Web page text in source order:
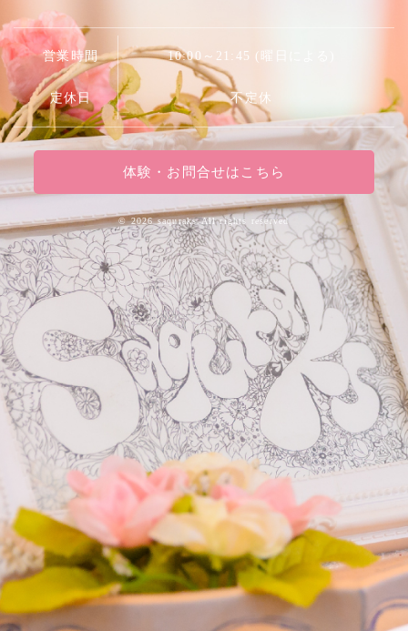
営業時間 10:00～21:45 (曜日による)
定休日 不定休
体験・お問合せはこちら
©2026 saquraks.All rights reserved